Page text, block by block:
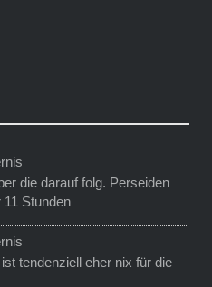
die darauf folg. Perseiden
11 Stunden
tendenziell eher nix für die